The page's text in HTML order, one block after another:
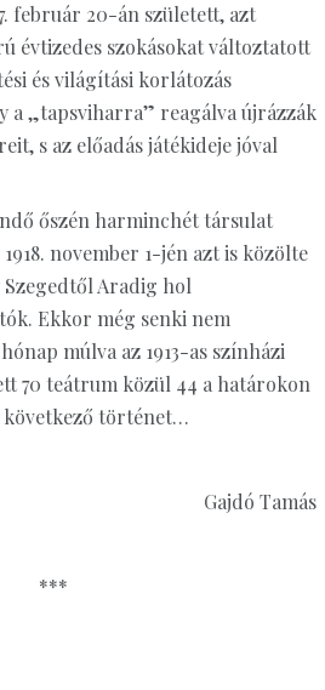
február 20-án született, azt
évtizedes szokásokat változtatott
és világítási korlátozás
a „tapsviharra” reagálva újrázzák
s az előadás játékideje jóval
őszén harminchét társulat
november 1-jén azt is közölte
Szegedtől Aradig hol
Ekkor még senki nem
múlva az 1913-as színházi
70 teátrum közül 44 a határokon
következő történet…
Gajdó Tamás
***